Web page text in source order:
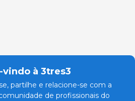
vindo à 3tres3
partilhe e relacione-se com a
de profissionais do